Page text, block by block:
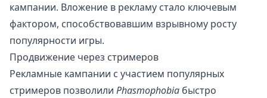
кампании. Вложение в рекламу стало ключевым
фактором, способствовавшим взрывному росту
популярности игры.
Продвижение через стримеров
Рекламные кампании с участием популярных
стримеров позволили Phasmophobia быстро